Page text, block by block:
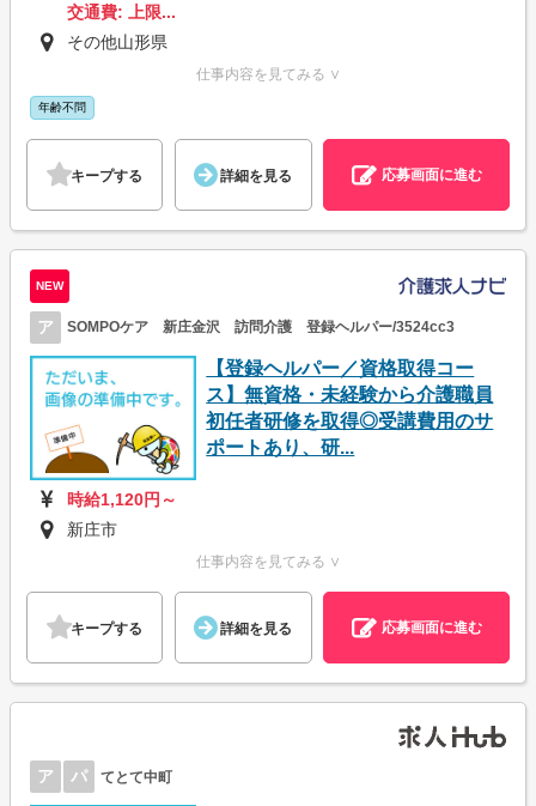
交通費: 上限...
その他山形県
仕事内容を見てみる ∨
年齢不問
キープする 詳細を見る 応募画面に進む
NEW
ア SOMPOケア 新庄金沢 訪問介護 登録ヘルパー/3524cc3
【登録ヘルパー／資格取得コー
ス】無資格・未経験から介護職員
初任者研修を取得◎受講費用のサ
ポートあり、研...
時給1,120円～
新庄市
仕事内容を見てみる ∨
キープする 詳細を見る 応募画面に進む
ア パ てとて中町